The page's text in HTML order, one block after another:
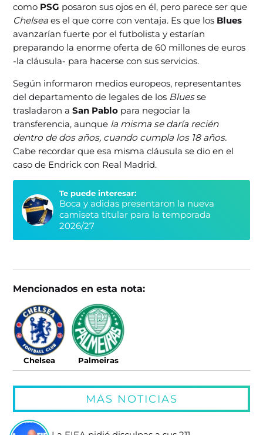
como PSG posaron sus ojos en él, pero parece ser que
Chelsea es el que corre con ventaja. Es que los Blues
avanzarían fuerte por el futbolista y estarían
preparando la enorme oferta de 60 millones de euros
-la cláusula- para hacerse con sus servicios.
Según informaron medios europeos, representantes
del departamento de legales de los Bluesse
trasladaron aSan Pablo para negociar la
transferencia, aunque la misma se daría recién
dentro de dos años, cuando cumpla los 18 años.
Cabe recordar que esa misma cláusula se dio en el
caso de Endrick con Real Madrid.
Te puede interesar:
Boca y adidas presentaron la nueva
camiseta titular para la temporada
2026/27
Mencionados en esta nota:
Chelsea Palmeiras
MÁS NOTICIAS